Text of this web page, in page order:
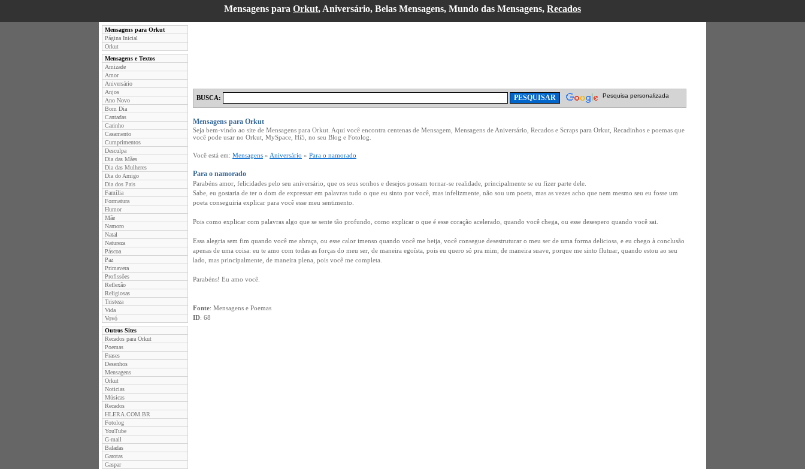
Mensagens para Orkut, Aniversário, Belas Mensagens, Mundo das Mensagens, Recados
Mensagens para Orkut
Página Inicial
Orkut
Mensagens e Textos
Amizade
Amor
Aniversário
Anjos
Ano Novo
Bom Dia
Cantadas
Carinho
Casamento
Cumprimentos
Desculpa
Dia das Mães
Dia das Mulheres
Dia do Amigo
Dia dos Pais
Família
Formatura
Humor
Mãe
Namoro
Natal
Natureza
Páscoa
Paz
Primavera
Profissões
Reflexão
Religiosas
Tristeza
Vida
Vovó
Outros Sites
Recados para Orkut
Poemas
Frases
Desenhos
Mensagens
Orkut
Noticias
Músicas
Recados
HLERA.COM.BR
Fotolog
YouTube
G-mail
Baladas
Garotas
Gaspar
BUSCA: Pesquisa personalizada
Mensagens para Orkut
Seja bem-vindo ao site de Mensagens para Orkut. Aqui você encontra centenas de Mensagem, Mensagens de Aniversário, Recados e Scraps para Orkut, Recadinhos e poemas que
você pode usar no Orkut, MySpace, Hi5, no seu Blog e Fotolog.
Você está em: Mensagens » Aniversário » Para o namorado
Para o namorado
Parabéns amor, felicidades pelo seu aniversário, que os seus sonhos e desejos possam tornar-se realidade, principalmente se eu fizer parte dele.
Sabe, eu gostaria de ter o dom de expressar em palavras tudo o que eu sinto por você, mas infelizmente, não sou um poeta, mas as vezes acho que nem mesmo seu eu fosse um
poeta conseguiria explicar para você esse meu sentimento.
Pois como explicar com palavras algo que se sente tão profundo, como explicar o que é esse coração acelerado, quando você chega, ou esse desespero quando você sai.
Essa alegria sem fim quando você me abraça, ou esse calor imenso quando você me beija, você consegue desestruturar o meu ser de uma forma deliciosa, e eu chego à conclusão
apenas de uma coisa: eu te amo com todas as forças do meu ser, de maneira egoísta, pois eu quero só pra mim; de maneira suave, porque me sinto flutuar, quando estou ao seu
lado, mas principalmente, de maneira plena, pois você me completa.
Parabéns! Eu amo você.
Fonte: Mensagens e Poemas
ID: 68